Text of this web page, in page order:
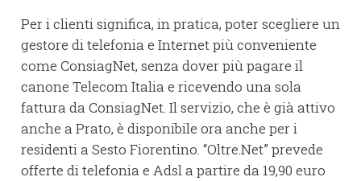
Per i clienti significa, in pratica, poter scegliere un
gestore di telefonia e Internet più conveniente
come ConsiagNet, senza dover più pagare il
canone Telecom Italia e ricevendo una sola
fattura da ConsiagNet. Il servizio, che è già attivo
anche a Prato, è disponibile ora anche per i
residenti a Sesto Fiorentino. “Oltre.Net” prevede
offerte di telefonia e Adsl a partire da 19,90 euro